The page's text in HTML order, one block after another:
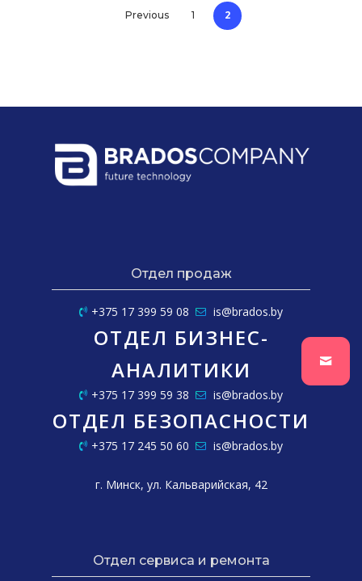
Previous 1 2
Отдел продаж
+375 17 399 59 08 is@brados.by
ОТДЕЛ БИЗНЕС-
АНАЛИТИКИ
+375 17 399 59 38 is@brados.by
ОТДЕЛ БЕЗОПАСНОСТИ
+375 17 245 50 60 is@brados.by
г. Минск, ул. Кальварийская, 42
Отдел сервиса и ремонта